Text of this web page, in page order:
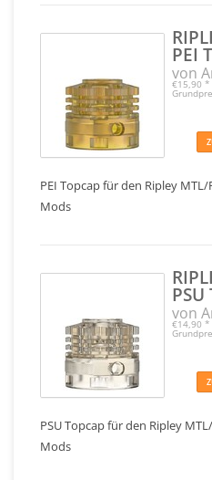
PEI
von
€15,90 *
PEI Topcap für den Ripley
Mods
PSU
von
€14,90 *
PSU Topcap für den Ripley
Mods